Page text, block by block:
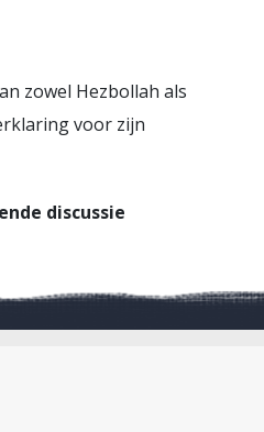
zowel Hezbollah als
voor zijn
discussie